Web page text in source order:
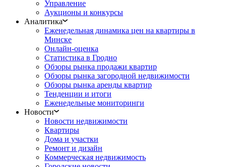
Управление
Аукционы и конкурсы
Аналитика
Еженедельная динамика цен на квартиры в
Минске
Онлайн-оценка
Статистика в Гродно
Обзоры рынка продажи квартир
Обзоры рынка загородной недвижимости
Обзоры рынка аренды квартир
Тенденции и итоги
Еженедельные мониторинги
Новости
Новости недвижимости
Квартиры
Дома и участки
Ремонт и дизайн
Коммерческая недвижимость